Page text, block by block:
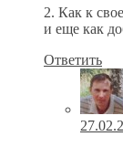
2. Как к
и еще как
Ответить